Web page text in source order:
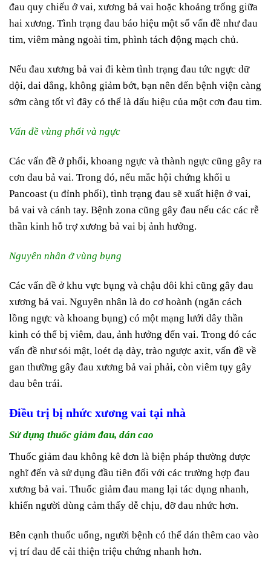
đau quy chiếu ở vai, xương bả vai hoặc khoảng trống giữa
hai xương. Tình trạng đau báo hiệu một số vấn đề như đau
tim, viêm màng ngoài tim, phình tách động mạch chủ.
Nếu đau xương bả vai đi kèm tình trạng đau tức ngực dữ
dội, dai dẳng, không giảm bớt, bạn nên đến bệnh viện càng
sớm càng tốt vì đây có thể là dấu hiệu của một cơn đau tim.
Vấn đề vùng phổi và ngực
Các vấn đề ở phổi, khoang ngực và thành ngực cũng gây ra
cơn đau bả vai. Trong đó, nếu mắc hội chứng khối u
Pancoast (u đỉnh phổi), tình trạng đau sẽ xuất hiện ở vai,
bả vai và cánh tay. Bệnh zona cũng gây đau nếu các các rễ
thần kinh hỗ trợ xương bả vai bị ảnh hưởng.
Nguyên nhân ở vùng bụng
Các vấn đề ở khu vực bụng và chậu đôi khi cũng gây đau
xương bả vai. Nguyên nhân là do cơ hoành (ngăn cách
lồng ngực và khoang bụng) có một mạng lưới dây thần
kinh có thể bị viêm, đau, ảnh hưởng đến vai. Trong đó các
vấn đề như sỏi mật, loét dạ dày, trào ngược axit, vấn đề về
gan thường gây đau xương bả vai phải, còn viêm tụy gây
đau bên trái.
Điều trị bị nhức xương vai tại nhà
Sử dụng thuốc giảm đau, dán cao
Thuốc giảm đau không kê đơn là biện pháp thường được
nghĩ đến và sử dụng đầu tiên đối với các trường hợp đau
xương bả vai. Thuốc giảm đau mang lại tác dụng nhanh,
khiến người dùng cảm thấy dễ chịu, đỡ đau nhức hơn.
Bên cạnh thuốc uống, người bệnh có thể dán thêm cao vào
vị trí đau để cải thiện triệu chứng nhanh hơn.